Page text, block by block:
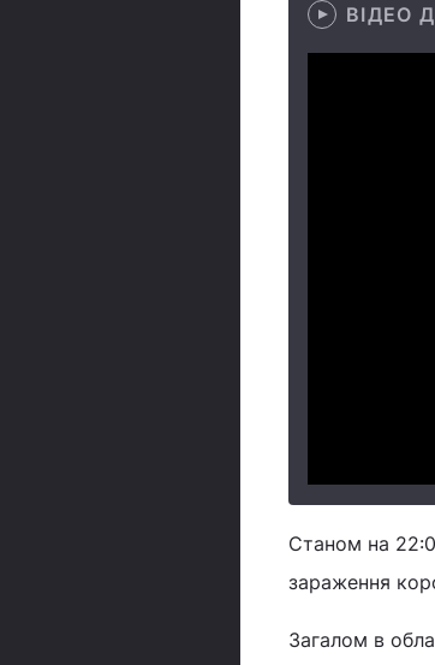
ВІДЕО
Станом на
зараження
Загалом в